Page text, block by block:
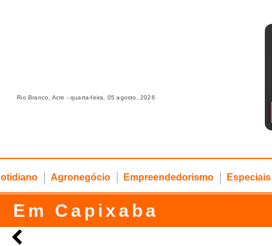
Rio Branco, Acre - quarta-feira, 05 agosto, 2026
Agronegócio Empreendedorismo Especiais
Em Capixaba